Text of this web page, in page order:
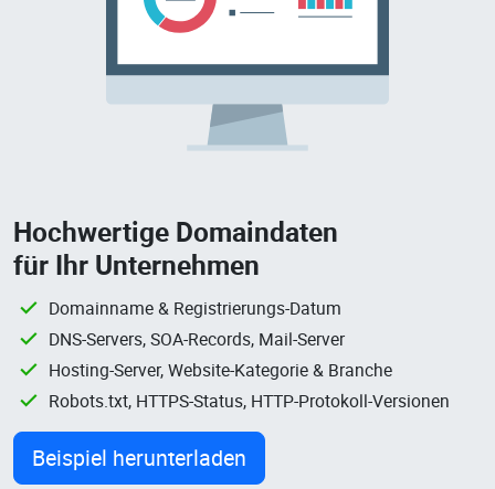
Hochwertige Domaindaten
für Ihr Unternehmen
Domainname & Registrierungs-Datum
DNS-Servers, SOA-Records, Mail-Server
Hosting-Server, Website-Kategorie & Branche
Robots.txt, HTTPS-Status, HTTP-Protokoll-Versionen
Beispiel herunterladen